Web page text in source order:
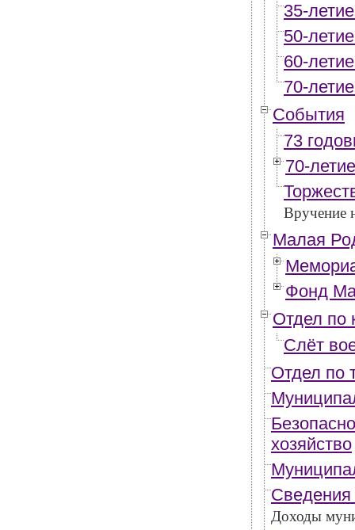
35-
50-
60-
70-
События
73
70-
Вручение
Малая
Фонд
Отдел по
Слёт
Отдел по
хозяйство
Сведения
Доходы